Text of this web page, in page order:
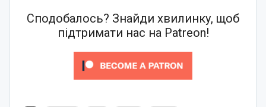
Сподобалось? Знайди хвилинку, щоб
підтримати нас на Patreon!